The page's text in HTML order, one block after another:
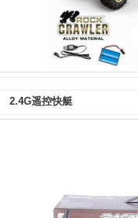
2.4G遥控快艇